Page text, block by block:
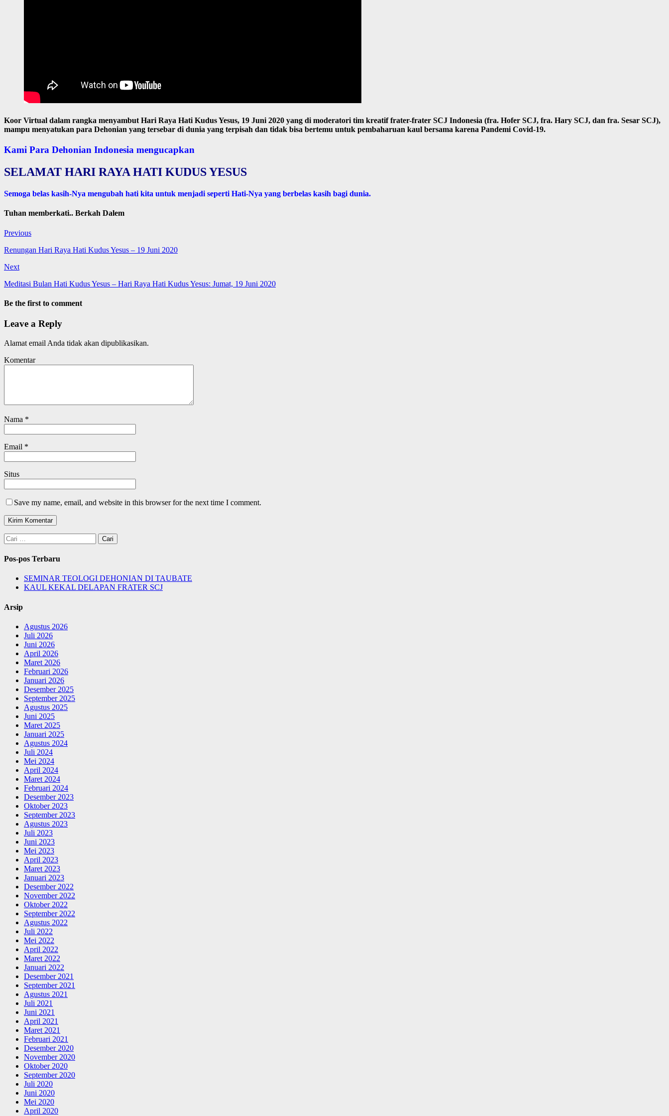
Koor Virtual dalam rangka menyambut Hari Raya Hati Kudus Yesus, 19 Juni 2020 yang di moderatori tim kreatif frater-frater SCJ Indonesia (fra. Hofer SCJ, fra. Hary SCJ, dan fra. Sesar SCJ),
mampu menyatukan para Dehonian yang tersebar di dunia yang terpisah dan tidak bisa bertemu untuk pembaharuan kaul bersama karena Pandemi Covid-19.
Kami Para Dehonian Indonesia mengucapkan
SELAMAT HARI RAYA HATI KUDUS YESUS
Semoga belas kasih-Nya mengubah hati kita untuk menjadi seperti Hati-Nya yang berbelas kasih bagi dunia.
Tuhan memberkati.. Berkah Dalem
Previous
Renungan Hari Raya Hati Kudus Yesus – 19 Juni 2020
Next
Meditasi Bulan Hati Kudus Yesus – Hari Raya Hati Kudus Yesus: Jumat, 19 Juni 2020
Be the first to comment
Leave a Reply
Alamat email Anda tidak akan dipublikasikan.
Komentar
Nama *
Email *
Situs
Save my name, email, and website in this browser for the next time I comment.
Cari
untuk:
Pos-pos Terbaru
SEMINAR TEOLOGI DEHONIAN DI TAUBATE
KAUL KEKAL DELAPAN FRATER SCJ
Arsip
Agustus 2026
Juli 2026
Juni 2026
April 2026
Maret 2026
Februari 2026
Januari 2026
Desember 2025
September 2025
Agustus 2025
Juni 2025
Maret 2025
Januari 2025
Agustus 2024
Juli 2024
Mei 2024
April 2024
Maret 2024
Februari 2024
Desember 2023
Oktober 2023
September 2023
Agustus 2023
Juli 2023
Juni 2023
Mei 2023
April 2023
Maret 2023
Januari 2023
Desember 2022
November 2022
Oktober 2022
September 2022
Agustus 2022
Juli 2022
Mei 2022
April 2022
Maret 2022
Januari 2022
Desember 2021
September 2021
Agustus 2021
Juli 2021
Juni 2021
April 2021
Maret 2021
Februari 2021
Desember 2020
November 2020
Oktober 2020
September 2020
Juli 2020
Juni 2020
Mei 2020
April 2020